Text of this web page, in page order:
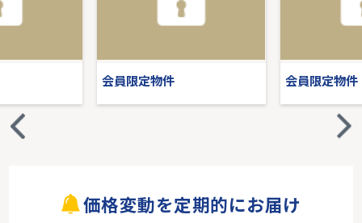
会員限定物件 会員限定物件
価格変動を定期的にお届け